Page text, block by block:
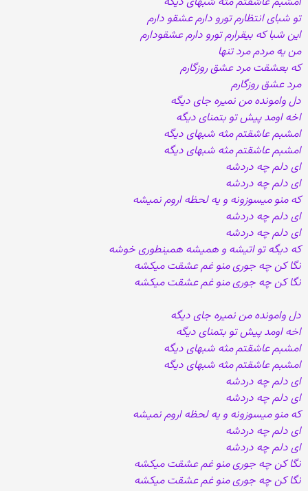
تو شبای انتظارم تورو دارم عشقو دارم
این شبا که بیقرارم تورو دارم عشقودارم
من یه مردم مرد تنها
که بعشقت مرد عشق روزگارم
مرد عشق روزگارم
دل وامونده من نمیره جای دیگه
اخه اومد پیش تو بتمنای دیگه
امشبم عاشقتم مثه شبهای دیگه
امشبم عاشقتم مثه شبهای دیگه
ای دلم چه دردشه
ای دلم چه دردشه
که منو میسوزونه و یه لحظه اروم نمیشه
ای دلم چه دردشه
ای دلم چه دردشه
که دیگه تو اتیشه و همیشه همینطوری خوشه
نگا کن چه جوری منو غم عشقت میکشه
نگا کن چه جوری منو غم عشقت میکشه
دل وامونده من نمیره جای دیگه
اخه اومد پیش تو بتمنای دیگه
امشبم عاشقتم مثه شبهای دیگه
امشبم عاشقتم مثه شبهای دیگه
ای دلم چه دردشه
ای دلم چه دردشه
که منو میسوزونه و یه لحظه اروم نمیشه
ای دلم چه دردشه
ای دلم چه دردشه
نگا کن چه جوری منو غم عشقت میکشه
نگا کن چه جوری منو غم عشقت میکشه